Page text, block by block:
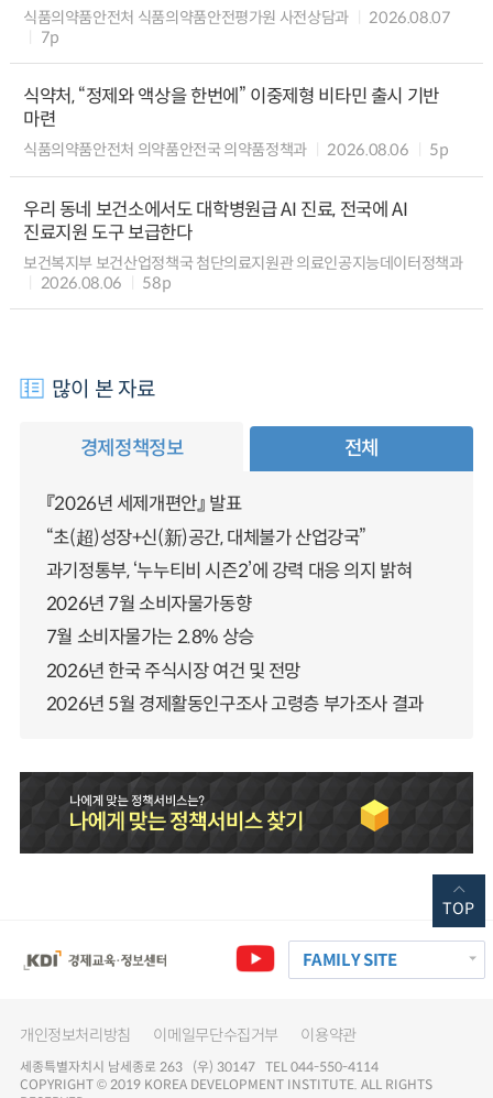
식품의약품안전처 식품의약품안전평가원 사전상담과
2026.08.07
7p
식약처, “정제와 액상을 한번에” 이중제형 비타민 출시 기반
마련
식품의약품안전처 의약품안전국 의약품정책과 2026.08.06 5p
우리 동네 보건소에서도 대학병원급 AI 진료, 전국에 AI
진료지원 도구 보급한다
보건복지부 보건산업정책국 첨단의료지원관 의료인공지능데이터정책과
2026.08.06
58p
많이 본 자료
경제정책정보 전체
『2026년 세제개편안』 발표
“초(超)성장+신(新)공간, 대체불가 산업강국”
과기정통부, ‘누누티비 시즌2’에 강력 대응 의지 밝혀
2026년 7월 소비자물가동향
7월 소비자물가는 2.8% 상승
2026년 한국 주식시장 여건 및 전망
2026년 5월 경제활동인구조사 고령층 부가조사 결과
FAMILY SITE
개인정보처리방침 이메일무단수집거부 이용약관
세종특별자치시 남세종로 263 (우) 30147 TEL 044-550-4114
COPYRIGHT © 2019 KOREA DEVELOPMENT INSTITUTE. ALL RIGHTS
TOP